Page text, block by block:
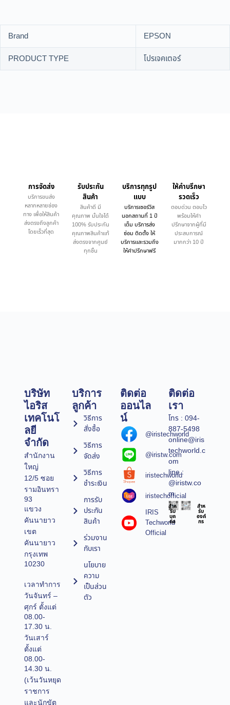
Brand
EPSON
PRODUCT TYPE
โปรเจคเตอร์
การจัดส่ง
บริการขนส่ง
หลากหลายช่อง
ทาง เพื่อให้สินค้า
ส่งตรงถึงลูกค้า
โดยเร็วที่สุด
รับประกัน
สินค้า
สินค้าดี มี
คุณภาพ มั่นใจได้
100% รับประกัน
คุณภาพสินค้าแท้
ส่งตรงจากศูนย์
ทุกชิ้น
บริการทุกรูป
แบบ
บริการเซอร์วิส
นอกสถานที่ 1 ปี
เต็ม บริการส่ง
ซ่อม ติดตั้ง ให้
บริการและรวมถึง
ให้คำปรึกษาฟรี
ให้คำบรึกษา
รวดเร็ว
ตอบด่วน ตอบไว
พร้อมให้คำ
ปรึกษาจากผู้ที่มี
ประสบการณ์
มากกว่า 10 ปี
บริษัท
ไอริส
เทคโนโ
ลยี
จำกัด
สำนักงาน
ใหญ่
12/5 ซอย
รามอินทรา
93
แขวง
คันนายาว
เขต
คันนายาว
กรุงเทพ
10230
เวลาทำการ
วันจันทร์ –
ศุกร์ ตั้งแต่
08.00-
17.30 น.
วันเสาร์
ตั้งแต่
08.00-
14.30 น.
(เว้นวันหยุด
ราชการ
และนักขัต
บริการ
ลูกค้า
วิธีการ
สั่งซื้อ
วิธีการ
จัดส่ง
วิธีการ
ชำระเงิน
การรับ
ประกัน
สินค้า
ร่วมงาน
กับเรา
นโยบาย
ความ
เป็นส่วน
ตัว
ติดต่อ
ออนไล
น์
@iristechworld
@iristw.com
iristechworld
iristechofficial
IRIS
Techworld
Official
ติดต่อ
เรา
โทร : 094-
887-5498
online@iris
techworld.c
om
line :
@iristw.co
m
สำห
รับ
บุค
คล
สำห
รับ
องค์
กร